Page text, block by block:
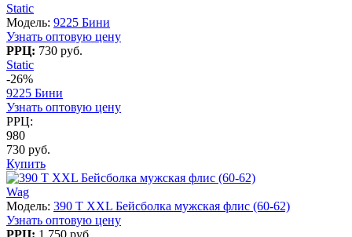
Static
Модель: 9225 Бини
Узнать оптовую цену
РРЦ: 730 руб.
Static
-26%
9225 Бини
Узнать оптовую цену
РРЦ:
980
730 руб.
Купить
Wag
Модель: 390 T XXL Бейсболка мужская флис (60-62)
Узнать оптовую цену
РРЦ: 1 750 руб.